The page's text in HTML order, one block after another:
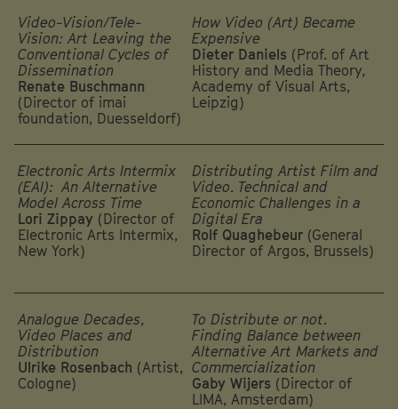
Video-Vision/Tele-
Vision: Art Leaving the
Conventional Cycles of
Dissemination
Renate Buschmann
(Director of imai
foundation, Duesseldorf)
How Video (Art) Became
Expensive
Dieter Daniels (Prof. of Art
History and Media Theory,
Academy of Visual Arts,
Leipzig)
Electronic Arts Intermix
(EAI): An Alternative
Model Across Time
Lori Zippay (Director of
Electronic Arts Intermix,
New York)
Distributing Artist Film and
Video. Technical and
Economic Challenges in a
Digital Era
Rolf Quaghebeur (General
Director of Argos, Brussels)
Analogue Decades,
Video Places and
Distribution
Ulrike Rosenbach (Artist,
Cologne)
To Distribute or not.
Finding Balance between
Alternative Art Markets and
Commercialization
Gaby Wijers (Director of
LIMA, Amsterdam)